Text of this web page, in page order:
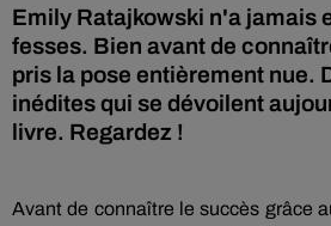
Emily Ratajkowski n'a jamais
fesses. Bien avant de
pris la pose entièrement nue.
inédites qui se dévoilent
livre. Regardez !
Avant de connaître le succès grâce